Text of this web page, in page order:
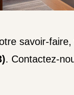
savoir-
. Contactez-